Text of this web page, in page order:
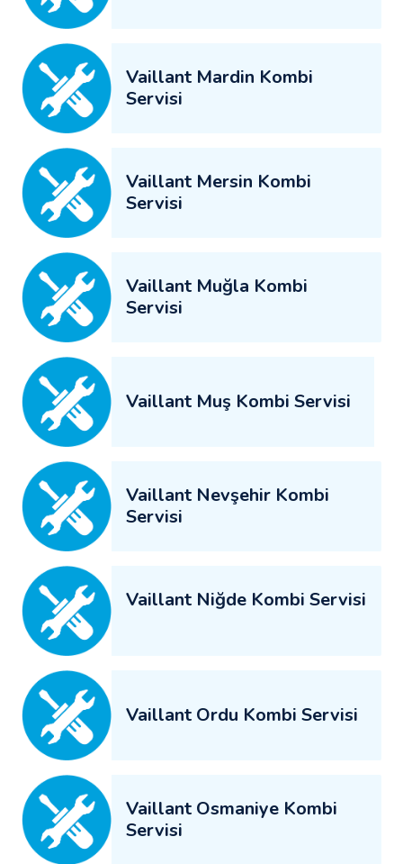
Vaillant Mardin Kombi
Servisi
Vaillant Mersin Kombi
Servisi
Vaillant Muğla Kombi
Servisi
Vaillant Muş Kombi Servisi
Vaillant Nevşehir Kombi
Servisi
Vaillant Niğde Kombi Servisi
Vaillant Ordu Kombi Servisi
Vaillant Osmaniye Kombi
Servisi